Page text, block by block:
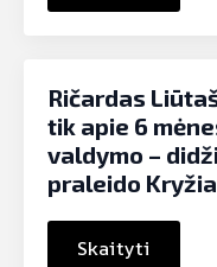
Ričardas
tik apie 6
valdymo –
praleido
Skaityti